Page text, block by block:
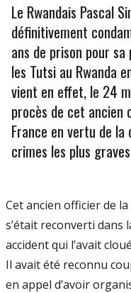
Le Rwandais Pascal
définitivement
ans de prison pour
les Tutsi au Rwanda
vient en effet, le 24
procès de cet ancien
France en vertu de
crimes les plus
Cet ancien officier de
s’était reconverti dans
accident qui l’avait
Il avait été reconnu
en appel d’avoir